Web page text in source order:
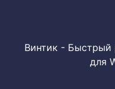
Винтик - Быстрый
для